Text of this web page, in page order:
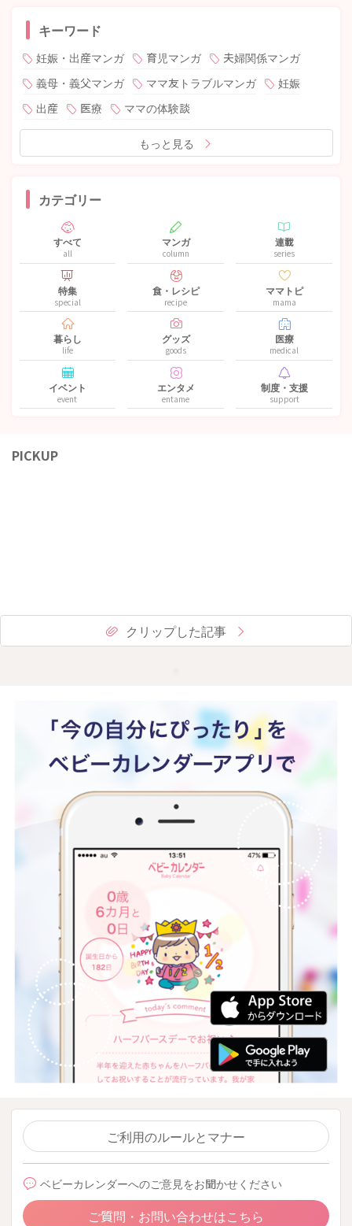
キーワード
妊娠・出産マンガ 育児マンガ
夫婦関係マンガ
義母・義父マンガ
ママ友トラブルマンガ
妊娠
出産
医療 ママの体験談
もっと見る
カテゴリー
すべて
all
マンガ
column
連載
series
特集
special
食・レシピ
recipe
ママトピ
mama
暮らし
life
グッズ
goods
医療
medical
イベント
event
エンタメ
entame
制度・支援
support
PICKUP
クリップした記事
ご利用のルールとマナー
ベビーカレンダーへのご意見をお聞かせください
ご質問・お問い合わせはこちら